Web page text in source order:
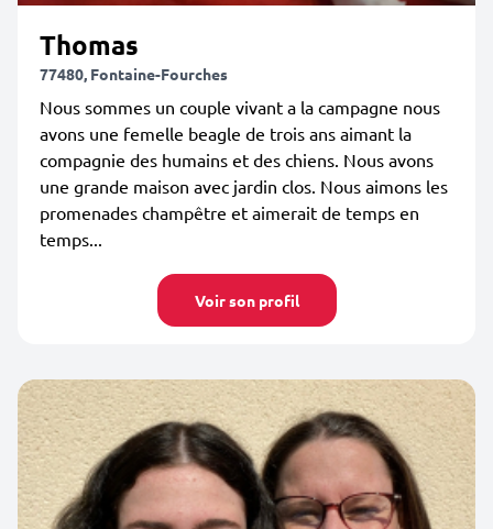
Thomas
77480, Fontaine-Fourches
Nous sommes un couple vivant a la campagne nous
avons une femelle beagle de trois ans aimant la
compagnie des humains et des chiens. Nous avons
une grande maison avec jardin clos. Nous aimons les
promenades champêtre et aimerait de temps en
temps...
Voir son profil